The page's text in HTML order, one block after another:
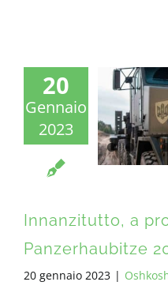
20
Gennaio
2023
Innanzitutto, a
Panzerhaubitze
20 gennaio 2023 |